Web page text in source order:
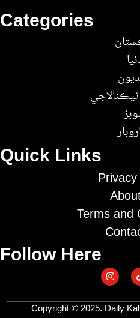
Quick Links
Privacy
Terms and
Follow Here
Categories
Copyright © 2025. Daily